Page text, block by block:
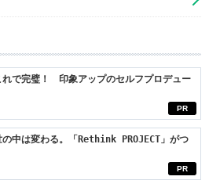
PR
れで完璧！ 印象アップのセルフプロデュー
PR
の中は変わる。「Rethink PROJECT」がつ